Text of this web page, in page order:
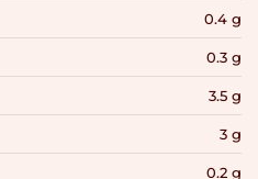
0.4 g
0.3 g
3.5 g
3 g
0.2 g